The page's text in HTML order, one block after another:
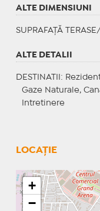
ALTE DIMENSIUNI
SUPRAFAȚĂ
ALTE DETALII
DESTINATII :
Gaze Naturale,
Intretinere
LOCAȚIE
+
−